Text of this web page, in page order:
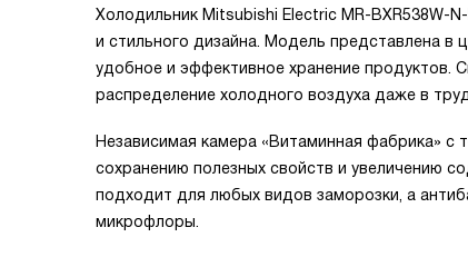
Холодильник Mitsubishi Electric MR-BXR538W-
и стильного дизайна. Модель представлена в
удобное и эффективное хранение продуктов.
распределение холодного воздуха даже в
Независимая камера «Витаминная фабрика» с
сохранению полезных свойств и увеличению
подходит для любых видов заморозки, а
микрофлоры.